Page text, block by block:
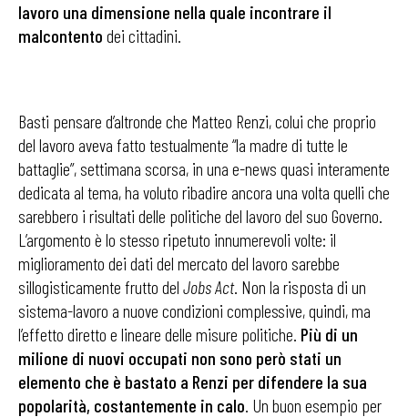
lavoro una dimensione nella quale incontrare il
malcontento dei cittadini.
Basti pensare d’altronde che Matteo Renzi, colui che proprio
del lavoro aveva fatto testualmente “la madre di tutte le
battaglie”, settimana scorsa, in una e-news quasi interamente
dedicata al tema, ha voluto ribadire ancora una volta quelli che
sarebbero i risultati delle politiche del lavoro del suo Governo.
L’argomento è lo stesso ripetuto innumerevoli volte: il
miglioramento dei dati del mercato del lavoro sarebbe
sillogisticamente frutto del Jobs Act. Non la risposta di un
sistema-lavoro a nuove condizioni complessive, quindi, ma
l’effetto diretto e lineare delle misure politiche. Più di un
milione di nuovi occupati non sono però stati un
elemento che è bastato a Renzi per difendere la sua
popolarità, costantemente in calo. Un buon esempio per